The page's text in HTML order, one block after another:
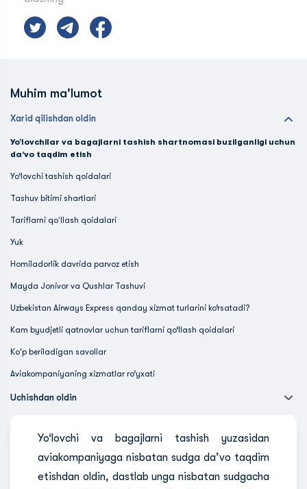
Muhim ma'lumot
Xarid qilishdan oldin
Yo‘lovchilar va bagajlarni tashish shartnomasi buzilganligi uchun
da’vo taqdim etish
Yo‘lovchi tashish qoidalari
Tashuv bitimi shartlari
Tariflarni qoʻllash qoidalari
Yuk
Homiladorlik davrida parvoz etish
Mayda Jonivor va Qushlar Tashuvi
Uzbekistan Airways Express qanday xizmat turlarini ko‘rsatadi?
Kam byudjetli qatnovlar uchun tariflarni qo‘llash qoidalari
Ko'p beriladigan savollar
Aviakompaniyaning xizmatlar ro‘yxati
Uchishdan oldin
Yo‘lovchi va bagajlarni tashish yuzasidan
aviakompaniyaga nisbatan sudga da’vo taqdim
etishdan oldin, dastlab unga nisbatan sudgacha